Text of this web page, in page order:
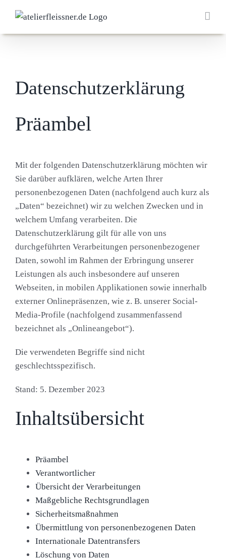
Inhalt
springen
Datenschutzerklärung
Präambel
Mit der folgenden Datenschutzerklärung möchten wir
Sie darüber aufklären, welche Arten Ihrer
personenbezogenen Daten (nachfolgend auch kurz als
„Daten“ bezeichnet) wir zu welchen Zwecken und in
welchem Umfang verarbeiten. Die
Datenschutzerklärung gilt für alle von uns
durchgeführten Verarbeitungen personenbezogener
Daten, sowohl im Rahmen der Erbringung unserer
Leistungen als auch insbesondere auf unseren
Webseiten, in mobilen Applikationen sowie innerhalb
externer Onlinepräsenzen, wie z. B. unserer Social-
Media-Profile (nachfolgend zusammenfassend
bezeichnet als „Onlineangebot“).
Die verwendeten Begriffe sind nicht
geschlechtsspezifisch.
Stand: 5. Dezember 2023
Inhaltsübersicht
Präambel
Verantwortlicher
Übersicht der Verarbeitungen
Maßgebliche Rechtsgrundlagen
Sicherheitsmaßnahmen
Übermittlung von personenbezogenen Daten
Internationale Datentransfers
Löschung von Daten